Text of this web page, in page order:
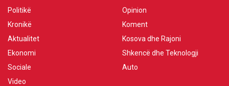
Politikë
Kronikë
Aktualitet
Ekonomi
Sociale
Video
Opinion
Koment
Kosova dhe Rajoni
Shkencë dhe Teknologji
Auto